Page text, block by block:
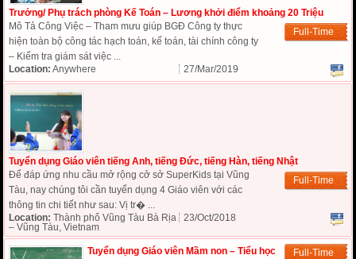
Trưởng/ Phụ trách phòng Kế Toán – Lương khởi điểm khoảng 20 Triệu
Full-Time
Mô Tả Công Việc – Tham mưu giúp BGĐ Công ty thực
hiện toàn bộ công tác hạch toán, kế toán, tài chính công ty
– Kiểm tra giám sát việc ...
Location: Anywhere 27/Mar/2019
Tuyển dụng Giáo viên tiếng Anh, tiếng Đức, tiếng Hàn, tiếng Nhật
Full-Time
Để đáp ứng nhu cầu mở rộng cở sở SuperKids tại Vũng
Tàu, nay chúng tôi cần tuyển dụng 4 Giáo viên với các
thông tin chi tiết như sau: Vị tr� ...
Location: Thành phố Vũng Tàu Bà Rịa
– Vũng Tàu, Vietnam
23/Oct/2018
Tuyển dụng Giáo viên Mầm non – Tiểu học
Full-Time